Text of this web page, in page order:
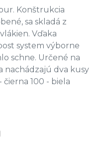
Konštrukcia
sa skladá z
Vďaka
system výborne
schne. Určené na
nachádzajú dva kusy
100 - biela